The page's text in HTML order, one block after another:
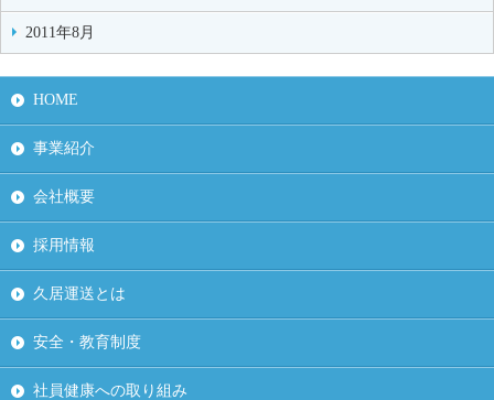
2011年8月
HOME
事業紹介
会社概要
採用情報
久居運送とは
安全・教育制度
社員健康への取り組み